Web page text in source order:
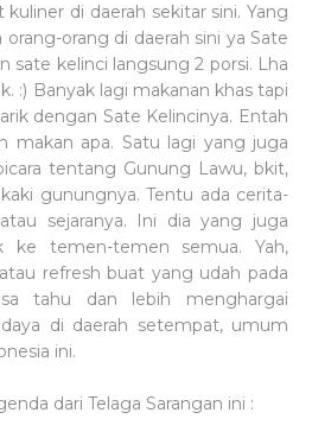
di daerah sekitar sini. Yang
orang di daerah sini ya Sate
sate kelinci langsung 2 porsi. Lha
:) Banyak lagi makanan khas tapi
dengan Sate Kelincinya. Entah
makan apa. Satu lagi yang juga
tentang Gunung Lawu, bkit,
gunungnya. Tentu ada cerita-
sejaranya. Ini dia yang juga
ke temen-temen semua. Yah,
refresh buat yang udah pada
tahu dan lebih menghargai
di daerah setempat, umum
ini.
dari Telaga Sarangan ini :